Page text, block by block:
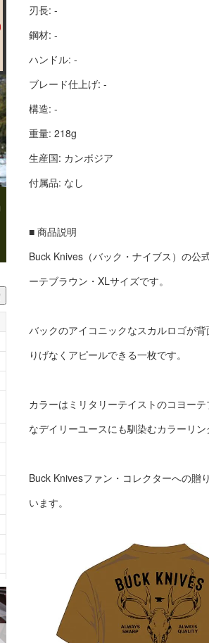
刃長: -
鋼材: -
ハンドル: -
ブレード仕上げ: -
構造: -
重量: 218g
生産国: カンボジア
付属品: なし
■ 商品説明
Buck Knives（バック・ナイブス）の公
ーテブラウン・XLサイズです。
バックのアイコニックなスカルロゴが
りげなくアピールできる一枚です。
カラーはミリタリーテイストのコヨー
なデイリーユースにも馴染むカラーリン
Buck Knivesファン・コレクターへの贈
います。